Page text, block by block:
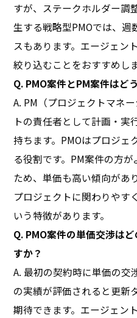
すが、ステークホルダー調
生する戦略型PMOでは、週
スもあります。エージェン
絞り込むことをおすすめしま
Q. PMO案件とPM案件はど
A. PM（プロジェクトマネ
トの責任者として計画・実
持ちます。PMOはプロジェ
る役割です。PM案件の方
ため、単価も高い傾向があ
プロジェクトに関わりやす
いう特徴があります。
Q. PMO案件の単価交渉は
すか？
A. 最初の契約時に単価の交
の実績が評価されると更新
期待できます。エージェン